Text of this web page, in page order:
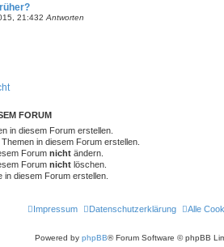
21:432 Antworten
FORUM
in diesem Forum erstellen.
in diesem Forum erstellen.
Forum nicht ändern.
Forum nicht löschen.
in diesem Forum erstellen.
Alle
Datenschutzerklärung
Impressum
Powered by phpBB® Forum Software © phpBB